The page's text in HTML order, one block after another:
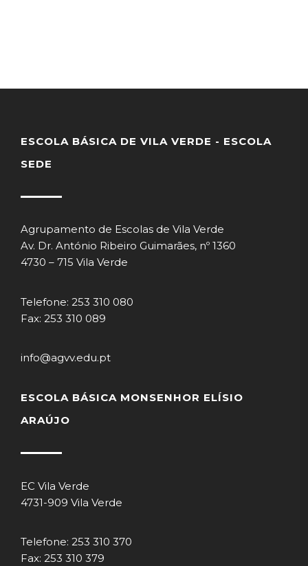
ESCOLA BÁSICA DE VILA VERDE - ESCOLA
SEDE
Agrupamento de Escolas de Vila Verde
Av. Dr. António Ribeiro Guimarães, nº 1360
4730 – 715 Vila Verde
Telefone: 253 310 080
Fax: 253 310 089
info@agvv.edu.pt
ESCOLA BÁSICA MONSENHOR ELÍSIO
ARAÚJO
EC Vila Verde
4731-909 Vila Verde
Telefone: 253 310 370
Fax: 253 310 379